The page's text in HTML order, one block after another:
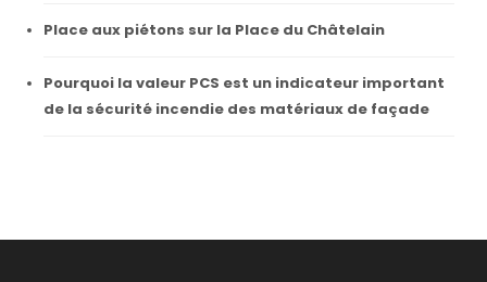
Place aux piétons sur la Place du Châtelain
Pourquoi la valeur PCS est un indicateur important
de la sécurité incendie des matériaux de façade